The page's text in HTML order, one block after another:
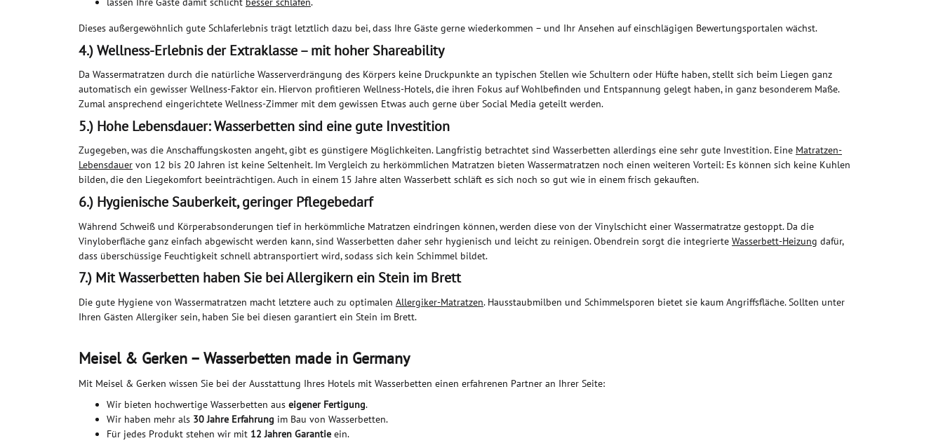
Dieses außergewöhnlich gute Schlaferlebnis trägt letztlich dazu bei, dass Ihre Gäste gerne wiederkommen – und Ihr Ansehen auf einschlägigen Bewertungsportalen wächst.
4.) Wellness-Erlebnis der Extraklasse – mit hoher Shareability
Da Wassermatratzen durch die natürliche Wasserverdrängung des Körpers keine Druckpunkte an typischen Stellen wie Schultern oder Hüfte haben, stellt sich beim Liegen ganz
automatisch ein gewisser Wellness-Faktor ein. Hiervon profitieren Wellness-Hotels, die ihren Fokus auf Wohlbefinden und Entspannung gelegt haben, in ganz besonderem Maße.
Zumal ansprechend eingerichtete Wellness-Zimmer mit dem gewissen Etwas auch gerne über Social Media geteilt werden.
5.) Hohe Lebensdauer: Wasserbetten sind eine gute Investition
Zugegeben, was die Anschaffungskosten angeht, gibt es günstigere Möglichkeiten. Langfristig betrachtet sind Wasserbetten allerdings eine sehr gute Investition. Eine Matratzen-
Lebensdauer von 12 bis 20 Jahren ist keine Seltenheit. Im Vergleich zu herkömmlichen Matratzen bieten Wassermatratzen noch einen weiteren Vorteil: Es können sich keine Kuhlen
bilden, die den Liegekomfort beeinträchtigen. Auch in einem 15 Jahre alten Wasserbett schläft es sich noch so gut wie in einem frisch gekauften.
6.) Hygienische Sauberkeit, geringer Pflegebedarf
Während Schweiß und Körperabsonderungen tief in herkömmliche Matratzen eindringen können, werden diese von der Vinylschicht einer Wassermatratze gestoppt. Da die
Vinyloberfläche ganz einfach abgewischt werden kann, sind Wasserbetten daher sehr hygienisch und leicht zu reinigen. Obendrein sorgt die integrierte Wasserbett-Heizung dafür,
dass überschüssige Feuchtigkeit schnell abtransportiert wird, sodass sich kein Schimmel bildet.
7.) Mit Wasserbetten haben Sie bei Allergikern ein Stein im Brett
Die gute Hygiene von Wassermatratzen macht letztere auch zu optimalen Allergiker-Matratzen. Hausstaubmilben und Schimmelsporen bietet sie kaum Angriffsfläche. Sollten unter
Ihren Gästen Allergiker sein, haben Sie bei diesen garantiert ein Stein im Brett.
Meisel & Gerken – Wasserbetten made in Germany
Mit Meisel & Gerken wissen Sie bei der Ausstattung Ihres Hotels mit Wasserbetten einen erfahrenen Partner an Ihrer Seite:
Wir bieten hochwertige Wasserbetten aus eigener Fertigung.
Wir haben mehr als 30 Jahre Erfahrung im Bau von Wasserbetten.
Für jedes Produkt stehen wir mit 12 Jahren Garantie ein.